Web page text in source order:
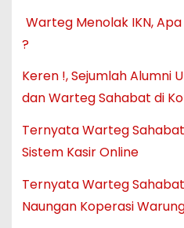
Warteg Menolak IKN,
?
Keren !, Sejumlah Alumni
dan Warteg Sahabat di
Ternyata Warteg
Sistem Kasir Online
Ternyata Warteg
Naungan Koperasi